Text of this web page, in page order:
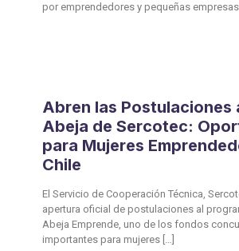
por emprendedores y pequeñas
Abren las Postulaciones
Abeja de Sercotec:
para Mujeres
Chile
El Servicio de Cooperación Técnica,
apertura oficial de postulaciones al
Abeja Emprende, uno de los fondos
importantes para mujeres […]